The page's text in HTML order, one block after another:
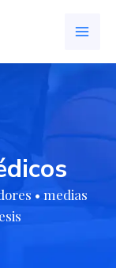
• medias